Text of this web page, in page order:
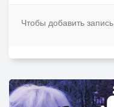
Чтобы добавить запись